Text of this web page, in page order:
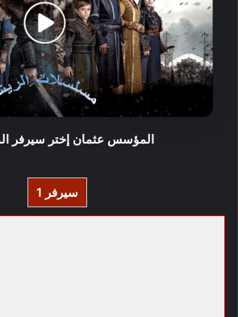
المؤسس عثمان إختر سيرفر
سيرفر 1